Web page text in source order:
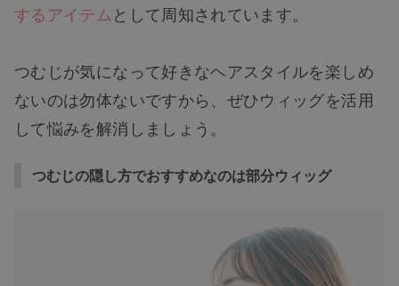
するアイテムとして周知されています。
つむじが気になって好きなヘアスタイルを楽しめ
ないのは勿体ないですから、ぜひウィッグを活用
して悩みを解消しましょう。
つむじの隠し方でおすすめなのは部分ウィッグ